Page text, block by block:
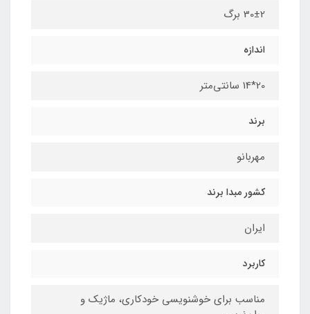
30±2 برگ
اندازه
20*14 سانتی‌متر
برند
مهربانو
کشور مبدا برند
ایران
کاربرد
مناسب برای خوشنویسی خودکاری، ماژیک و